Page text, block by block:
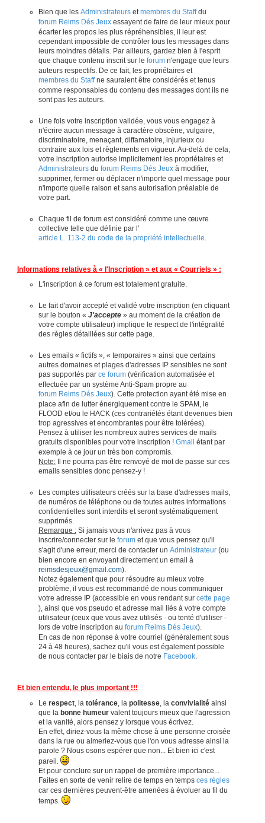
Bien que les Administrateurs et membres du Staffdu
forum Reims Dés Jeux essayent de faire de leur mieux pour
écarter les propos les plus répréhensibles, il leur est
cependant impossible de contrôler tous les messages dans
leurs moindres détails. Par ailleurs, gardez bien à l'esprit
que chaque contenu inscrit sur le forum n'engage que leurs
auteurs respectifs. De ce fait, les propriétaires et
membres du Staffne sauraient être considérés et tenus
comme responsables du contenu des messages dont ils ne
sont pas les auteurs.
Une fois votre inscription validée, vous vous engagez à
n'écrire aucun message à caractère obscène, vulgaire,
discriminatoire, menaçant, diffamatoire, injurieux ou
contraire aux lois et règlements en vigueur. Au-delà de cela,
votre inscription autorise implicitement les propriétaires et
Administrateurs du forum Reims Dés Jeux à modifier,
supprimer, fermer ou déplacer n'importe quel message pour
n'importe quelle raison et sans autorisation préalable de
votre part.
Chaque fil de forum est considéré comme une œuvre
collective telle que définie par l'
article L. 113-2 du code de la propriété intellectuelle
Informations relatives à « l'Inscription » et aux « Courriels » :
L'inscription à ce forum est totalement gratuite.
Le fait d'avoir accepté et validé votre inscription (en cliquant
sur le bouton « J'accepte » au moment de la création de
votre compte utilisateur) implique le respect de l'intégralité
des règles détaillées sur cette page.
Les emails « fictifs », « temporaires » ainsi que certains
autres domaines et plages d'adresses IP sensibles ne sont
pas supportés par ce forum (vérification automatisée et
effectuée par un système Anti-Spam propre au
forum Reims Dés Jeux). Cette protection ayant été mise en
place afin de lutter énergiquement contre le SPAM, le
FLOOD et/ou le HACK (ces contrariétés étant devenues bien
trop agressives et encombrantes pour être tolérées).
Pensez à utiliser les nombreux autres services de mails
gratuits disponibles pour votre inscription ! Gmail étant par
exemple à ce jour un très bon compromis.
Note: Il ne pourra pas être renvoyé de mot de passe sur ces
emails sensibles donc pensez-y !
Les comptes utilisateurs créés sur la base d'adresses mails,
de numéros de téléphone ou de toutes autres informations
confidentielles sont interdits et seront systématiquement
supprimés.
Remarque : Si jamais vous n'arrivez pas à vous
inscrire/connecter sur le forum et que vous pensez qu'il
s'agit d'une erreur, merci de contacter un Administrateur (ou
bien encore en envoyant directement un email à
reimsdesjeux@gmail.com).
Notez également que pour résoudre au mieux votre
problème, il vous est recommandé de nous communiquer
votre adresse IP (accessible en vous rendant sur cette page
), ainsi que vos pseudo et adresse mail liés à votre compte
utilisateur (ceux que vous avez utilisés - ou tenté d'utiliser -
lors de votre inscription au forum Reims Dés Jeux).
En cas de non réponse à votre courriel (généralement sous
24 à 48 heures), sachez qu'il vous est également possible
de nous contacter par le biais de notre Facebook.
Et bien entendu, le plus important !!!
Le respect , la tolérance , la politesse , la convivialité ainsi
que la bonne humeur valent toujours mieux que l'agression
et la vanité, alors pensez y lorsque vous écrivez.
En effet, diriez-vous la même chose à une personne croisée
dans la rue ou aimeriez-vous que l'on vous adresse ainsi la
parole ? Nous osons espérer que non... Et bien ici c'est
pareil.
Et pour conclure sur un rappel de première importance...
Faites en sorte de venir relire de temps en temps ces règles
car ces dernières peuvent-être amenées à évoluer au fil du
temps.